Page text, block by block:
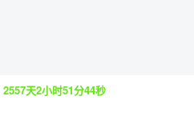
2557天2小时51分44秒